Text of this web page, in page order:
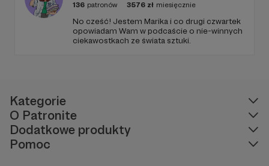
136 patronów 3576 zł miesięcznie
No cześć! Jestem Marika i co drugi czwartek
opowiadam Wam w podcaście o nie-winnych
ciekawostkach ze świata sztuki.
Kategorie
O Patronite
Dodatkowe produkty
Pomoc